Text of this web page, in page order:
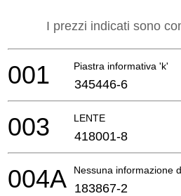
I prezzi indicati sono
Piastra informativa 'k'
001 345446-6
LENTE
003 418001-8
Nessuna informazione
004A 183867-2